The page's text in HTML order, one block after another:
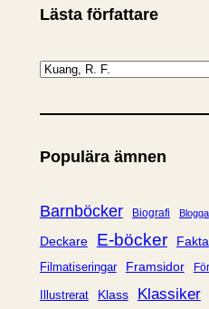
Lästa författare
K
t
g
r
i
Populära ämnen
Barnböcker Biografi Blogga
Deckare E-böcker Fakta
Filmatiseringar Framsidor
Illustrerat Klass Klassiker